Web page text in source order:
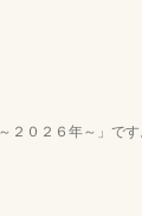
２０２６年～」で